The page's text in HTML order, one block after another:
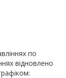
по
відновлено